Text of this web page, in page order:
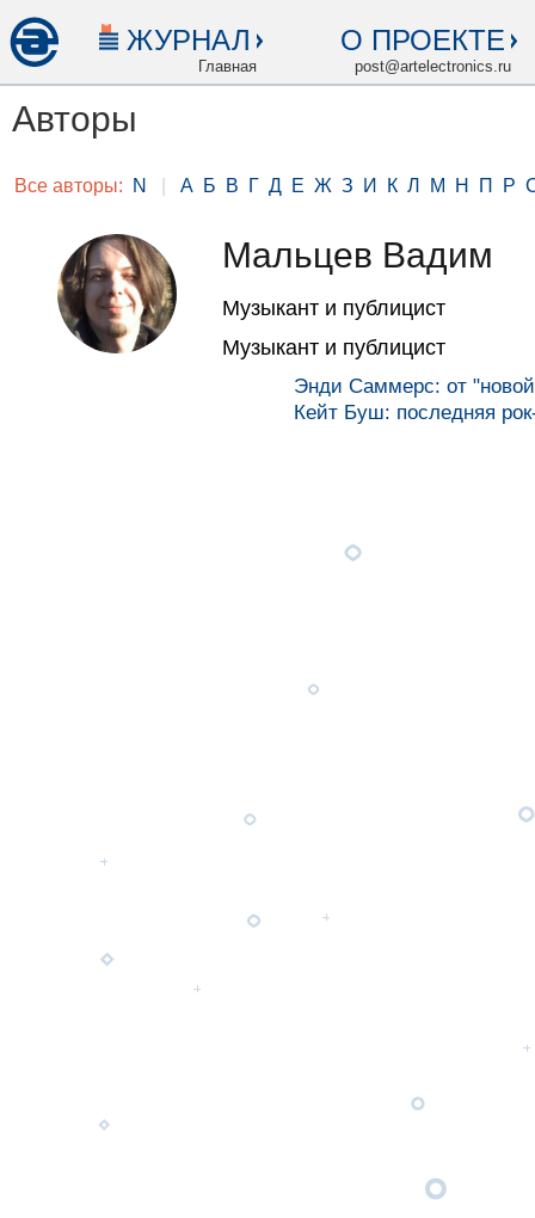
ЖУРНАЛ
Главная
О ПРОЕКТЕ
post@artelectronics.ru
Авторы
Все авторы: N А Б В Г Д Е Ж З И К Л М Н П Р
Мальцев Вадим
Музыкант и публицист
Музыкант и публицист
Энди Саммерс: от
Кейт Буш: последняя